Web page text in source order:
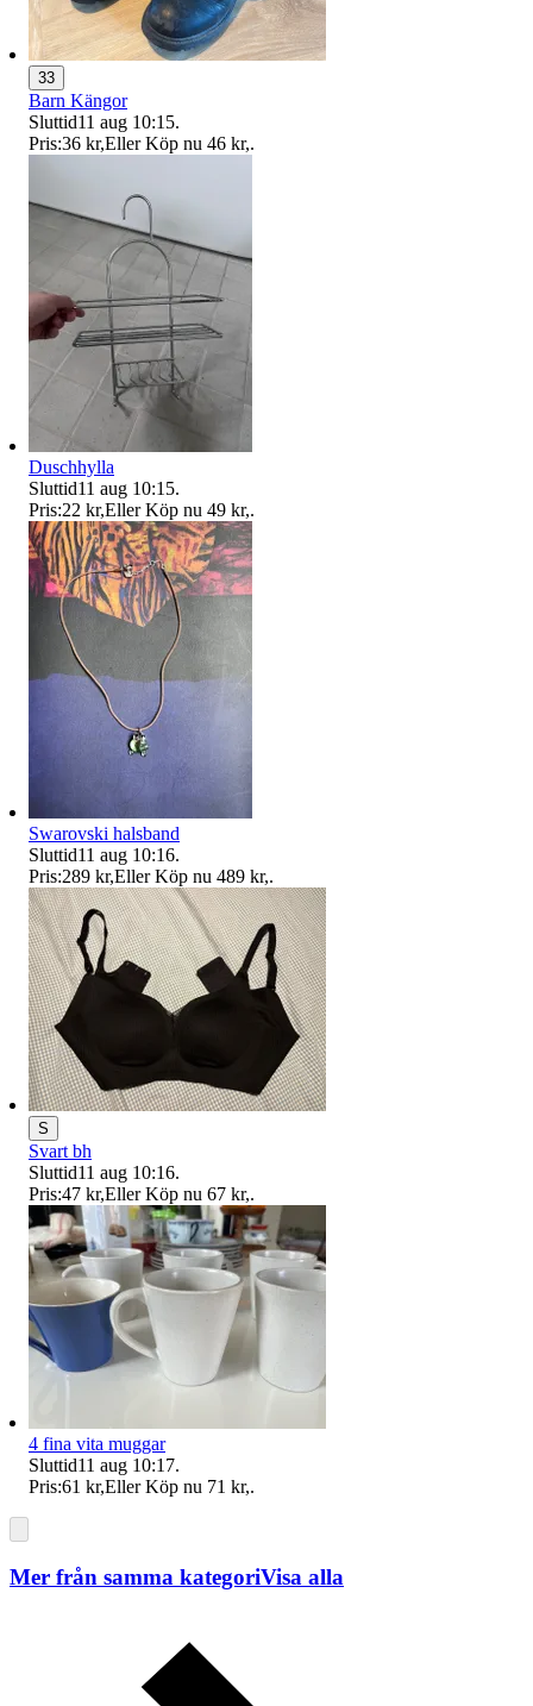
33
Barn Kängor
Sluttid11 aug 10:15.
Pris:36 kr,Eller Köp nu 46 kr,.
Duschhylla
Sluttid11 aug 10:15.
Pris:22 kr,Eller Köp nu 49 kr,.
Swarovski halsband
Sluttid11 aug 10:16.
Pris:289 kr,Eller Köp nu 489 kr,.
S
Svart bh
Sluttid11 aug 10:16.
Pris:47 kr,Eller Köp nu 67 kr,.
4 fina vita muggar
Sluttid11 aug 10:17.
Pris:61 kr,Eller Köp nu 71 kr,.
Mer från samma kategoriVisa alla